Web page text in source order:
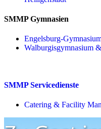
SMMP Gymnasien
Engelsburg-
Walburgisgymnasium
SMMP Servicedienste
Catering & Facility